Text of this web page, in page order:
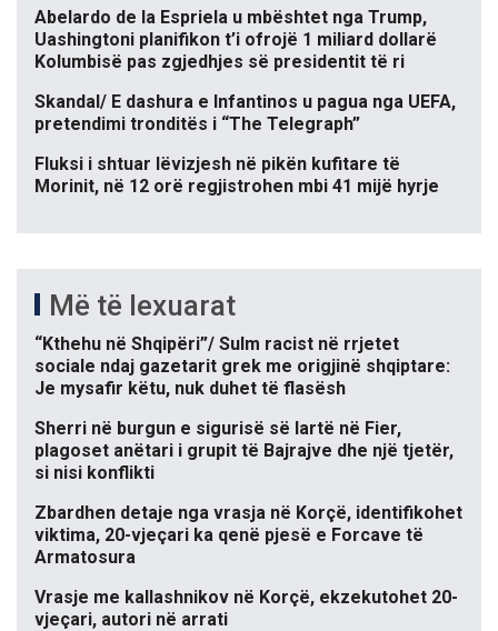
Abelardo de la Espriela u mbështet nga Trump,
Uashingtoni planifikon t’i ofrojë 1 miliard dollarë
Kolumbisë pas zgjedhjes së presidentit të ri
Skandal/ E dashura e Infantinos u pagua nga UEFA,
pretendimi tronditës i “The Telegraph”
Fluksi i shtuar lëvizjesh në pikën kufitare të
Morinit, në 12 orë regjistrohen mbi 41 mijë hyrje
Më të lexuarat
“Kthehu në Shqipëri”/ Sulm racist në rrjetet
sociale ndaj gazetarit grek me origjinë shqiptare:
Je mysafir këtu, nuk duhet të flasësh
Sherri në burgun e sigurisë së lartë në Fier,
plagoset anëtari i grupit të Bajrajve dhe një tjetër,
si nisi konflikti
Zbardhen detaje nga vrasja në Korçë, identifikohet
viktima, 20-vjeçari ka qenë pjesë e Forcave të
Armatosura
Vrasje me kallashnikov në Korçë, ekzekutohet 20-
vjeçari, autori në arrati